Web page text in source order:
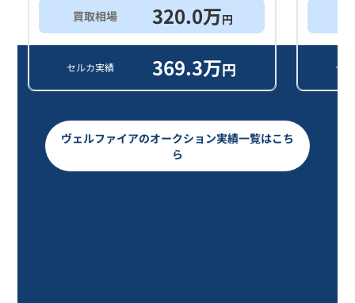
買取相場 320.0万円
セルカ実績 369.3万円 セ
ヴェルファイアのオークション実績一覧はこち
ら